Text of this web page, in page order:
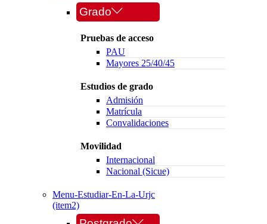
Grado
Pruebas de acceso
PAU
Mayores 25/40/45
Estudios de grado
Admisión
Matrícula
Convalidaciones
Movilidad
Internacional
Nacional (Sicue)
Menu-Estudiar-En-La-Urjc
(item2)